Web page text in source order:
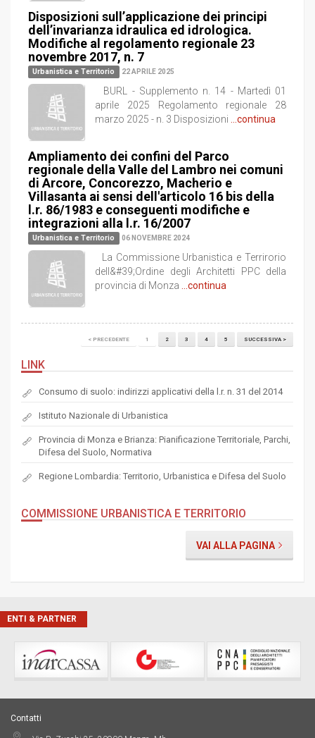
Disposizioni sull’applicazione dei principi
dell’invarianza idraulica ed idrologica.
Modifiche al regolamento regionale 23
novembre 2017, n. 7
Urbanistica e Territorio 22 APRILE 2025
BURL - Supplemento n. 14 - Martedì 01
aprile 2025 Regolamento regionale 28
marzo 2025 - n. 3 Disposizioni
...continua
Ampliamento dei confini del Parco
regionale della Valle del Lambro nei comuni
di Arcore, Concorezzo, Macherio e
Villasanta ai sensi dell'articolo 16 bis della
l.r. 86/1983 e conseguenti modifiche e
integrazioni alla l.r. 16/2007
Urbanistica e Territorio 06 NOVEMBRE 2024
La Commissione Urbanistica e Terrirorio
dell&#39;Ordine degli Architetti PPC della
provincia di Monza
...continua
< PRECEDENTE 1 2 3 4 5 SUCCESSIVA >
LINK
Consumo di suolo: indirizzi applicativi della l.r. n. 31 del 2014
Istituto Nazionale di Urbanistica
Provincia di Monza e Brianza: Pianificazione Territoriale, Parchi,
Difesa del Suolo, Normativa
Regione Lombardia: Territorio, Urbanistica e Difesa del Suolo
COMMISSIONE URBANISTICA E TERRITORIO
VAI ALLA PAGINA
ENTI & PARTNER
Contatti